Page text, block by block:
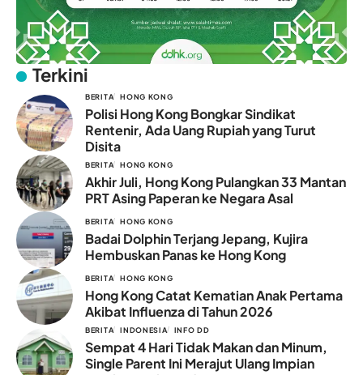
Terkini
BERITA HONG KONG
Polisi Hong Kong Bongkar Sindikat
Rentenir, Ada Uang Rupiah yang Turut
Disita
BERITA HONG KONG
Akhir Juli, Hong Kong Pulangkan 33 Mantan
PRT Asing Paperan ke Negara Asal
BERITA HONG KONG
Badai Dolphin Terjang Jepang, Kujira
Hembuskan Panas ke Hong Kong
BERITA HONG KONG
Hong Kong Catat Kematian Anak Pertama
Akibat Influenza di Tahun 2026
BERITA INDONESIA INFO DD
Sempat 4 Hari Tidak Makan dan Minum,
Single Parent Ini Merajut Ulang Impian